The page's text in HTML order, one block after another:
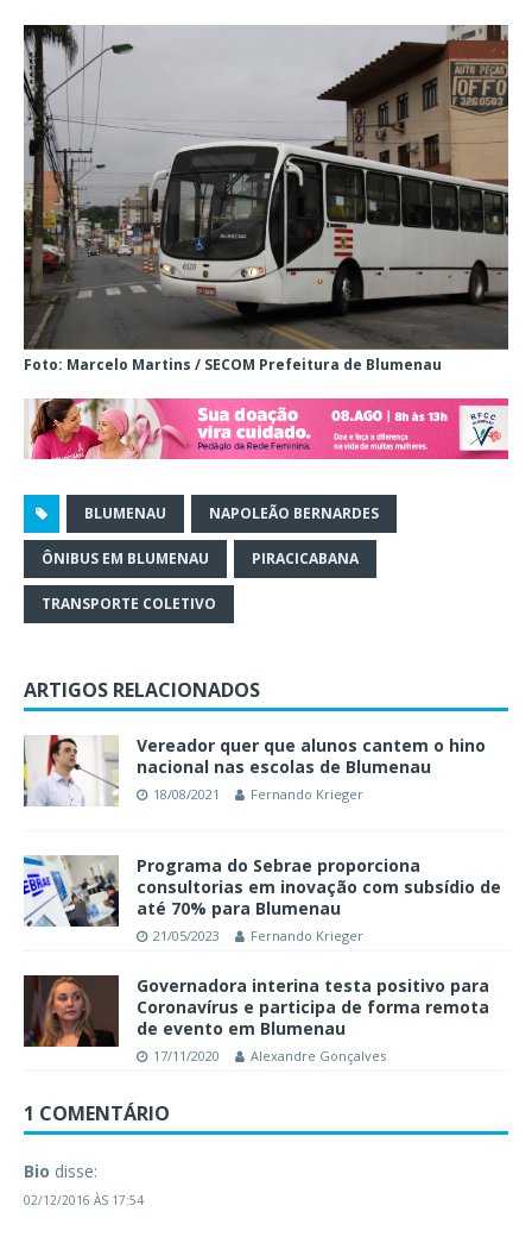
Foto: Marcelo Martins / SECOM Prefeitura de Blumenau
BLUMENAU NAPOLEÃO BERNARDES
ÔNIBUS EM BLUMENAU PIRACICABANA
TRANSPORTE COLETIVO
ARTIGOS RELACIONADOS
Vereador quer que alunos cantem o hino
nacional nas escolas de Blumenau
18/08/2021 Fernando Krieger
Programa do Sebrae proporciona
consultorias em inovação com subsídio de
até 70% para Blumenau
21/05/2023 Fernando Krieger
Governadora interina testa positivo para
Coronavírus e participa de forma remota
de evento em Blumenau
17/11/2020 Alexandre Gonçalves
1 COMENTÁRIO
Bio disse:
02/12/2016 ÀS 17:54